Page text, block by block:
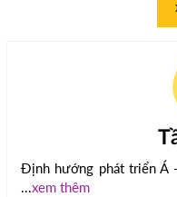
Định hướng phát triển Á
...xem thêm